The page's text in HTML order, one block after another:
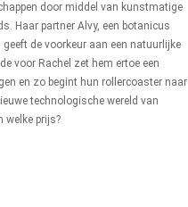
door middel van kunstmatige
Haar partner Alvy, een botanicus
de voorkeur aan een natuurlijke
voor Rachel zet hem ertoe een
en zo begint hun rollercoaster naar
technologische wereld van
welke prijs?